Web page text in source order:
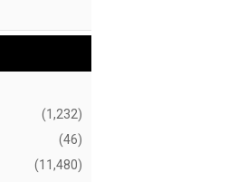
(1,232)
(46)
(11,480)